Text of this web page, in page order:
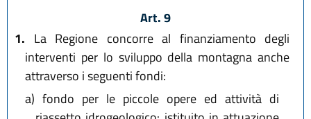
Art. 9
1. La Regione concorre al finanziamento degli
interventi per lo sviluppo della montagna anche
attraverso i seguenti fondi:
a) fondo per le piccole opere ed attività di